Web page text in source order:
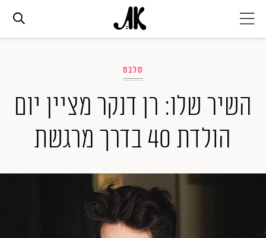
אופנה
ביוטי
סלבס
ערוצים נוספים
סלבס
השיר שלו: רן דנקר מציין יום
הולדת 40 בדרך מרגשת